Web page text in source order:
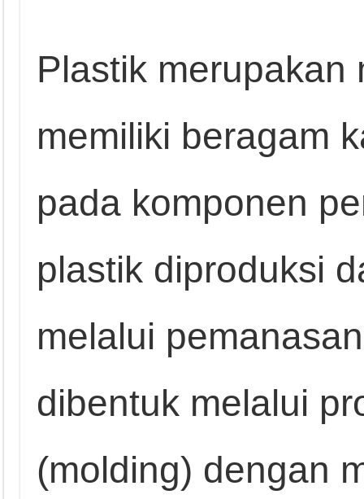
Plastik merupakan
memiliki beragam
pada komponen
plastik diproduksi
melalui
dibentuk melalui
(molding) dengan